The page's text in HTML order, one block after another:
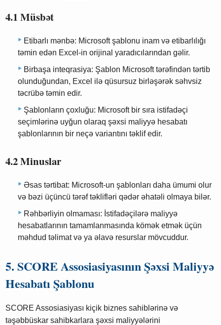
4.1 Müsbət
Etibarlı mənbə: Microsoft şablonu inam və etibarlılığı
təmin edən Excel-in orijinal yaradıcılarından gəlir.
Birbaşa inteqrasiya: Şablon Microsoft tərəfindən tərtib
olunduğundan, Excel ilə qüsursuz birləşərək səhvsiz
təcrübə təmin edir.
Şablonların çoxluğu: Microsoft bir sıra istifadəçi
seçimlərinə uyğun olaraq şəxsi maliyyə hesabatı
şablonlarının bir neçə variantını təklif edir.
4.2 Minuslar
Əsas tərtibat: Microsoft-un şablonları daha ümumi olur
və bəzi üçüncü tərəf təklifləri qədər əhatəli olmaya bilər.
Rəhbərliyin olmaması: İstifadəçilərə maliyyə
hesabatlarının tamamlanmasında kömək etmək üçün
məhdud təlimat və ya əlavə resurslar mövcuddur.
5. SCORE Assosiasiyasının Şəxsi Maliyyə
Hesabatı Şablonu
SCORE Assosiasiyası kiçik biznes sahiblərinə və
təşəbbüskar sahibkarlara şəxsi maliyyələrini